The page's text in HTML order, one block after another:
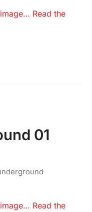
Read the
01
Read the